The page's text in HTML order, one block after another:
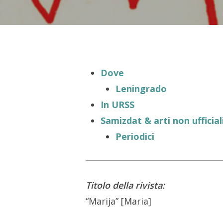
Hit enter to search or ESC to close
Dove
Leningrado
In URSS
Samizdat & arti non
Periodici
Titolo della rivista:
“Marija” [Maria]